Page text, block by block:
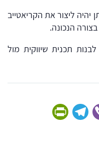
יהיה ליצור את הקריאטייב
הנכונה.
תכנית שיווקית מול
Viber
Telegram